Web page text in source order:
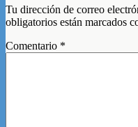
Tu dirección de correo
obligatorios están marcados
Comentario *